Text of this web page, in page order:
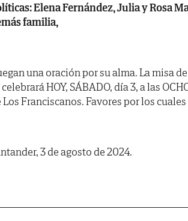
Elena Fernández, Julia y Rosa
familia,
una oración por su alma. La misa
celebrará HOY, SÁBADO, día 3, a las
Los Franciscanos. Favores por los
3 de agosto de 2024.